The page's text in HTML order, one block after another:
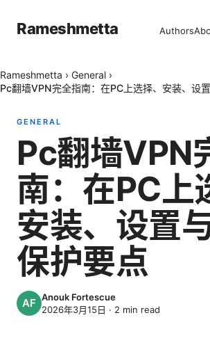
Rameshmetta Authors
Rameshmetta › General ›
Pc翻墙VPN完全指南：在PC上选择、安装、设
GENERAL
Pc翻墙VPN
南：在PC上
安装、设置
保护要点
Anouk Fortescue
2026年3月15日 · 2 min read